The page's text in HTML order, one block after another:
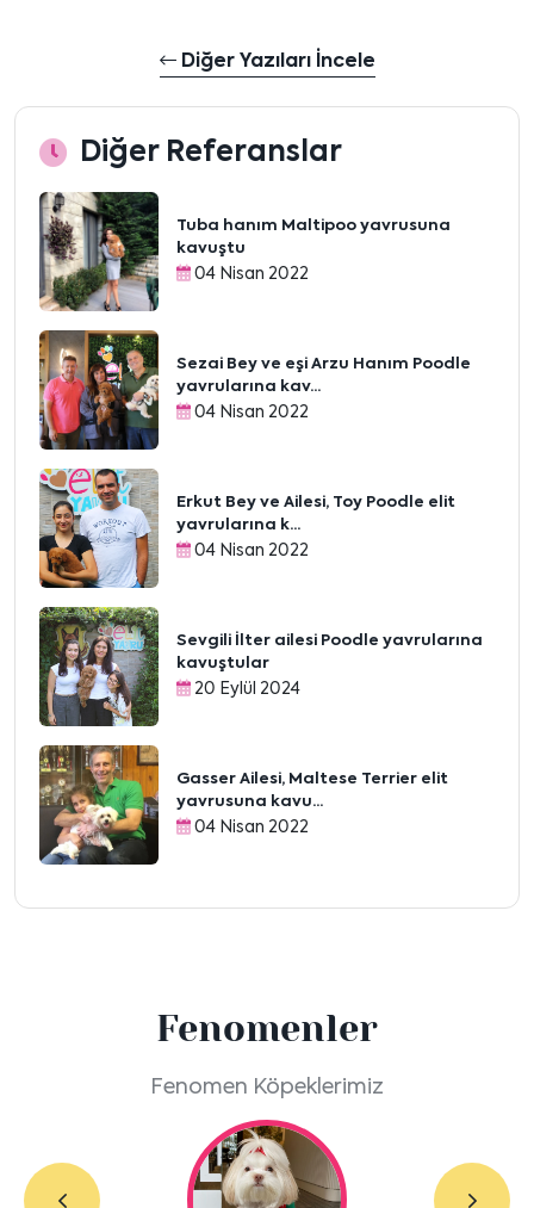
Diğer Yazıları İncele
Diğer Referanslar
Tuba hanım Maltipoo yavrusuna
kavuştu
04 Nisan 2022
Sezai Bey ve eşi Arzu Hanım Poodle
yavrularına kav...
04 Nisan 2022
Erkut Bey ve Ailesi, Toy Poodle elit
yavrularına k...
04 Nisan 2022
Sevgili İlter ailesi Poodle yavrularına
kavuştular
20 Eylül 2024
Gasser Ailesi, Maltese Terrier elit
yavrusuna kavu...
04 Nisan 2022
Fenomenler
Fenomen Köpeklerimiz